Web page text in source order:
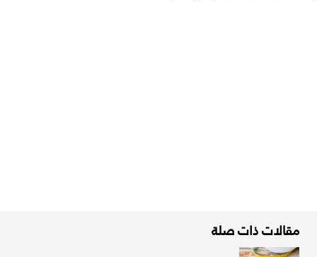
مقالات ذات صلة